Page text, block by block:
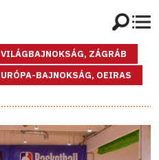
ZÁGRÁB
BAJNOKSÁG, OEIRAS